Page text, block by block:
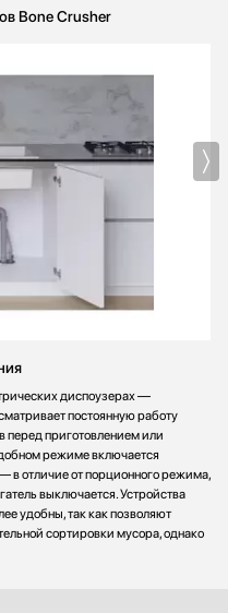
Bone Crusher
диспоузерах —
постоянную работу
перед приготовлением или
режиме включается
в отличие от порционного режима,
выключается. Устройства
удобны, так как позволяют
сортировки мусора, однако